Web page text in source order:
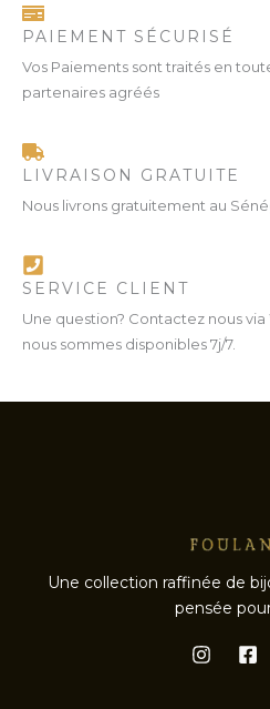
PAIEMENT SÉCURISÉ
Vos Paiements sont traités en
partenaires agréés
LIVRAISON GRATUITE
Nous livrons gratuitement au
SERVICE CLIENT
Une question? Contactez nous via
nous sommes disponibles 7j/7.
Une collection raffinée de
pensée